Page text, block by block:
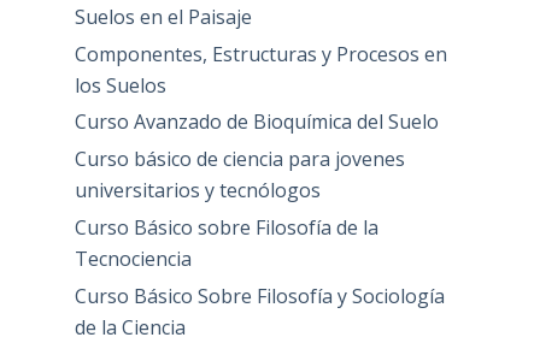
Suelos en el Paisaje
Componentes, Estructuras y Procesos en
los Suelos
Curso Avanzado de Bioquímica del Suelo
Curso básico de ciencia para jovenes
universitarios y tecnólogos
Curso Básico sobre Filosofía de la
Tecnociencia
Curso Básico Sobre Filosofía y Sociología
de la Ciencia